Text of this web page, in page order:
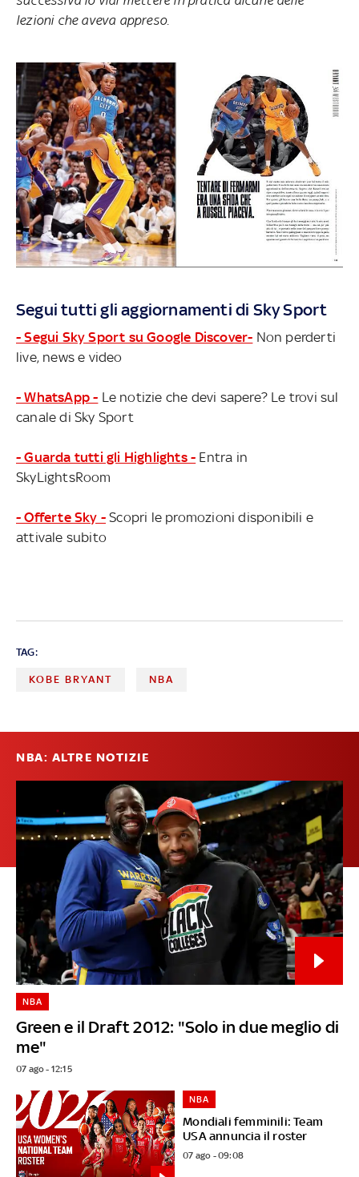
lezioni che aveva appreso.
Segui tutti gli aggiornamenti di Sky Sport
- Segui Sky Sport su Google Discover- Non perderti
live, news e video
- WhatsApp - Le notizie che devi sapere? Le trovi sul
canale di Sky Sport
- Guarda tutti gli Highlights - Entra in
SkyLightsRoom
- Offerte Sky - Scopri le promozioni disponibili e
attivale subito
TAG:
KOBE BRYANT NBA
NBA: ALTRE NOTIZIE
Green e il Draft 2012: "Solo in due meglio di
me"
NBA
07 ago - 12:15
Mondiali femminili: Team
USA annuncia il roster
NBA
07 ago - 09:08